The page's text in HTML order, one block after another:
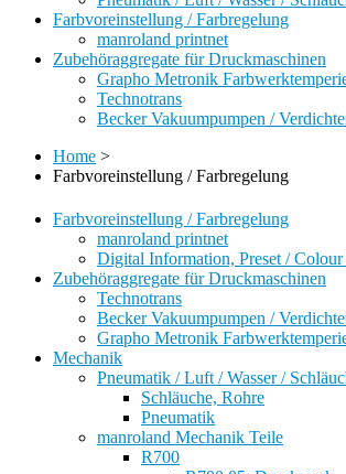
Farbvoreinstellung / Farbregelung
manroland printnet
Zubehöraggregate für Druckmaschinen
Grapho Metronik
Technotrans
Becker Vakuumpumpen /
Home >
Farbvoreinstellung / Farbregelung
Farbvoreinstellung / Farbregelung
manroland printnet
Digital Information, Preset /
Zubehöraggregate für Druckmaschinen
Technotrans
Becker Vakuumpumpen /
Grapho Metronik
Mechanik
Pneumatik / Luft / Wasser /
Schläuche, Rohre
Pneumatik
manroland Mechanik Teile
R700